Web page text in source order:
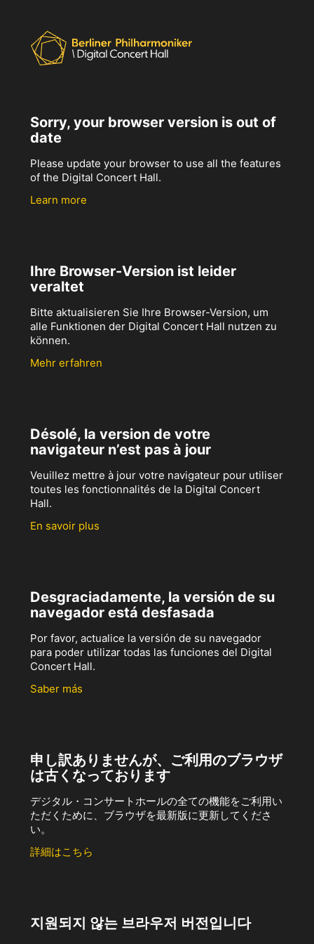
Sorry, your browser version is out of
date
Please update your browser to use all the features
of the Digital Concert Hall.
Learn more
Ihre Browser-Version ist leider
veraltet
Bitte aktualisieren Sie Ihre Browser-Version, um
alle Funktionen der Digital Concert Hall nutzen zu
können.
Mehr erfahren
Désolé, la version de votre
navigateur n’est pas à jour
Veuillez mettre à jour votre navigateur pour utiliser
toutes les fonctionnalités de la Digital Concert
Hall.
En savoir plus
Desgraciadamente, la versión de su
navegador está desfasada
Por favor, actualice la versión de su navegador
para poder utilizar todas las funciones del Digital
Concert Hall.
Saber más
申し訳ありませんが、ご利用のブラウザ
は古くなっております
デジタル・コンサートホールの全ての機能をご利用い
ただくために、ブラウザを最新版に更新してくださ
い。
詳細はこちら
지원되지 않는 브라우저 버전입니다